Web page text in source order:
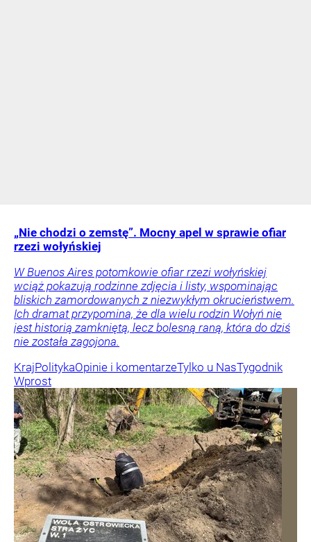
„Nie chodzi o zemstę”. Mocny apel w sprawie ofiar
rzezi wołyńskiej
W Buenos Aires potomkowie ofiar rzezi wołyńskiej
wciąż pokazują rodzinne zdjęcia i listy, wspominając
bliskich zamordowanych z niezwykłym okrucieństwem.
Ich dramat przypomina, że dla wielu rodzin Wołyń nie
jest historią zamkniętą, lecz bolesną raną, która do dziś
nie została zagojona.
KrajPolitykaOpinie i komentarzeTylko u NasTygodnik
Wprost